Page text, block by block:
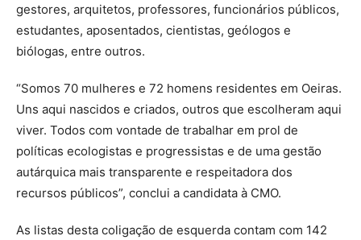
gestores, arquitetos, professores, funcionários públicos,
estudantes, aposentados, cientistas, geólogos e
biólogas, entre outros.
“Somos 70 mulheres e 72 homens residentes em Oeiras.
Uns aqui nascidos e criados, outros que escolheram aqui
viver. Todos com vontade de trabalhar em prol de
políticas ecologistas e progressistas e de uma gestão
autárquica mais transparente e respeitadora dos
recursos públicos”, conclui a candidata à CMO.
As listas desta coligação de esquerda contam com 142